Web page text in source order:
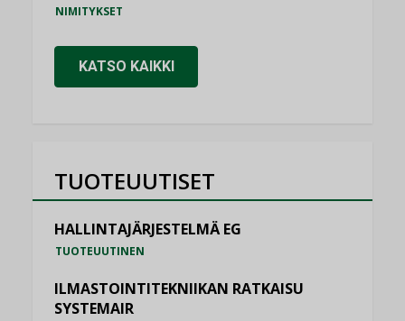
NIMITYKSET
KATSO KAIKKI
TUOTEUUTISET
HALLINTAJÄRJESTELMÄ EG
TUOTEUUTINEN
ILMASTOINTITEKNIIKAN RATKAISU
SYSTEMAIR